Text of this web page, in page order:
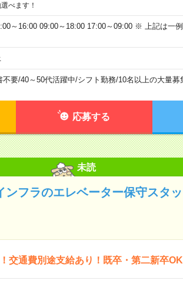
べます！
～16:00 09:00～18:00 17:00～09:00 ※ 上記は一
不要/40～50代活躍中/シフト勤務/10名以上の大量募
応募する
未読
ンフラのエレベーター保守スタ
交通費別途支給あり！既卒・第二新卒